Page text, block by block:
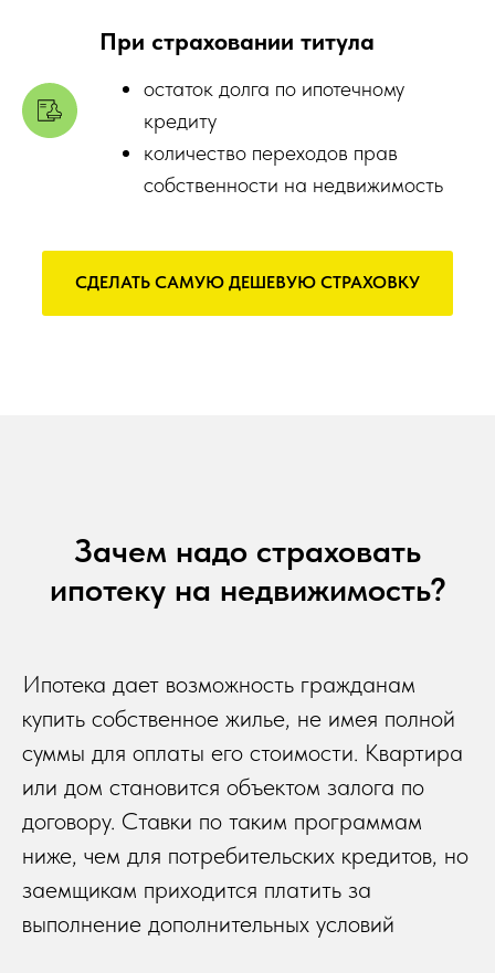
При страховании титула
остаток долга по ипотечному
кредиту
количество переходов прав
собственности на недвижимость
СДЕЛАТЬ САМУЮ ДЕШЕВУЮ СТРАХОВКУ
Зачем надо страховать
ипотеку на недвижимость?
Ипотека дает возможность гражданам
купить собственное жилье, не имея полной
суммы для оплаты его стоимости. Квартира
или дом становится объектом залога по
договору. Ставки по таким программам
ниже, чем для потребительских кредитов, но
заемщикам приходится платить за
выполнение дополнительных условий